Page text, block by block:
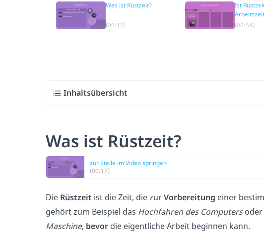
Was ist Rüstzeit?
(00:17)
Ist
(00:54)
Inhaltsübersicht
Was ist Rüstzeit?
zur Stelle im Video springen
(00:17)
Die Rüstzeit ist die Zeit, die zurVorbereitung einer
gehört zum Beispiel das Hochfahren des Computersoder
Maschine, bevor die eigentliche Arbeit beginnen kann.